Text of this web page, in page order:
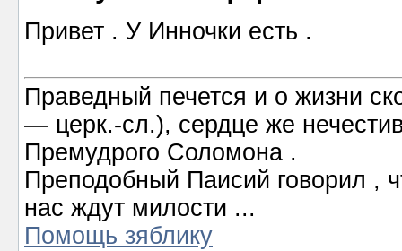
Привет . У Инночки есть .
Праведный печется и о жизни
― церк.-сл.), сердце же
Премудрого Соломона .
Преподобный Паисий говорил ,
нас ждут милости ...
Помощь зяблику